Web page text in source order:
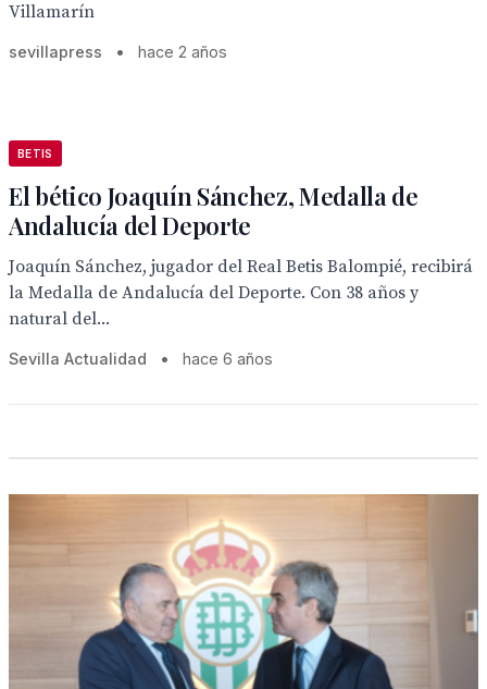
Villamarín
sevillapress • hace 2 años
BETIS
El bético Joaquín Sánchez, Medalla de
Andalucía del Deporte
Joaquín Sánchez, jugador del Real Betis Balompié, recibirá
la Medalla de Andalucía del Deporte. Con 38 años y
natural del...
Sevilla Actualidad • hace 6 años